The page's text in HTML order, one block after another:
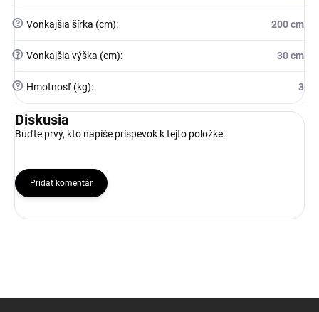
? Vonkajšia šírka (cm): 200 cm
? Vonkajšia výška (cm): 30 cm
? Hmotnosť (kg): 3
Diskusia
Buďte prvý, kto napíše príspevok k tejto položke.
Pridať komentár